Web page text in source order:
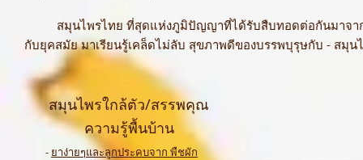
สมุนไพรไทย ที่สุดแห่งภูมิปัญญาที่ได้รับสืบทอดต่อกันมาจาก
กับยุคสมัย มาเรียนรู้เคล็ดไม่ลับ สุขภาพดีของบรรพบุรุษกับ - สมุน
สมุนไพรใกล้ตัว/สรรพคุณ
ความรู้พื้นบ้าน
- ยาง่ายๆและลูกประคบจาก พืชผัก